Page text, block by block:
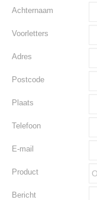
Achternaam
Voorletters
Adres
Postcode
Plaats
Telefoon
E-mail
Product
Bericht